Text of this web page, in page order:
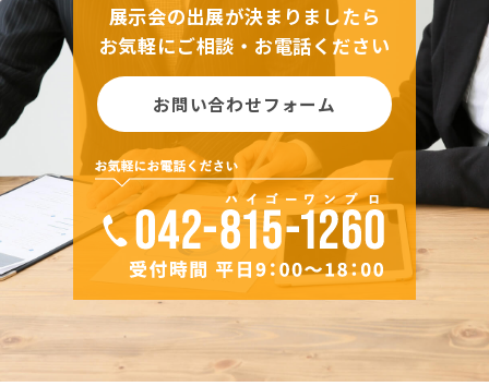
展示会の出展が決まりましたら
お気軽にご相談・お電話ください
お問い合わせフォーム